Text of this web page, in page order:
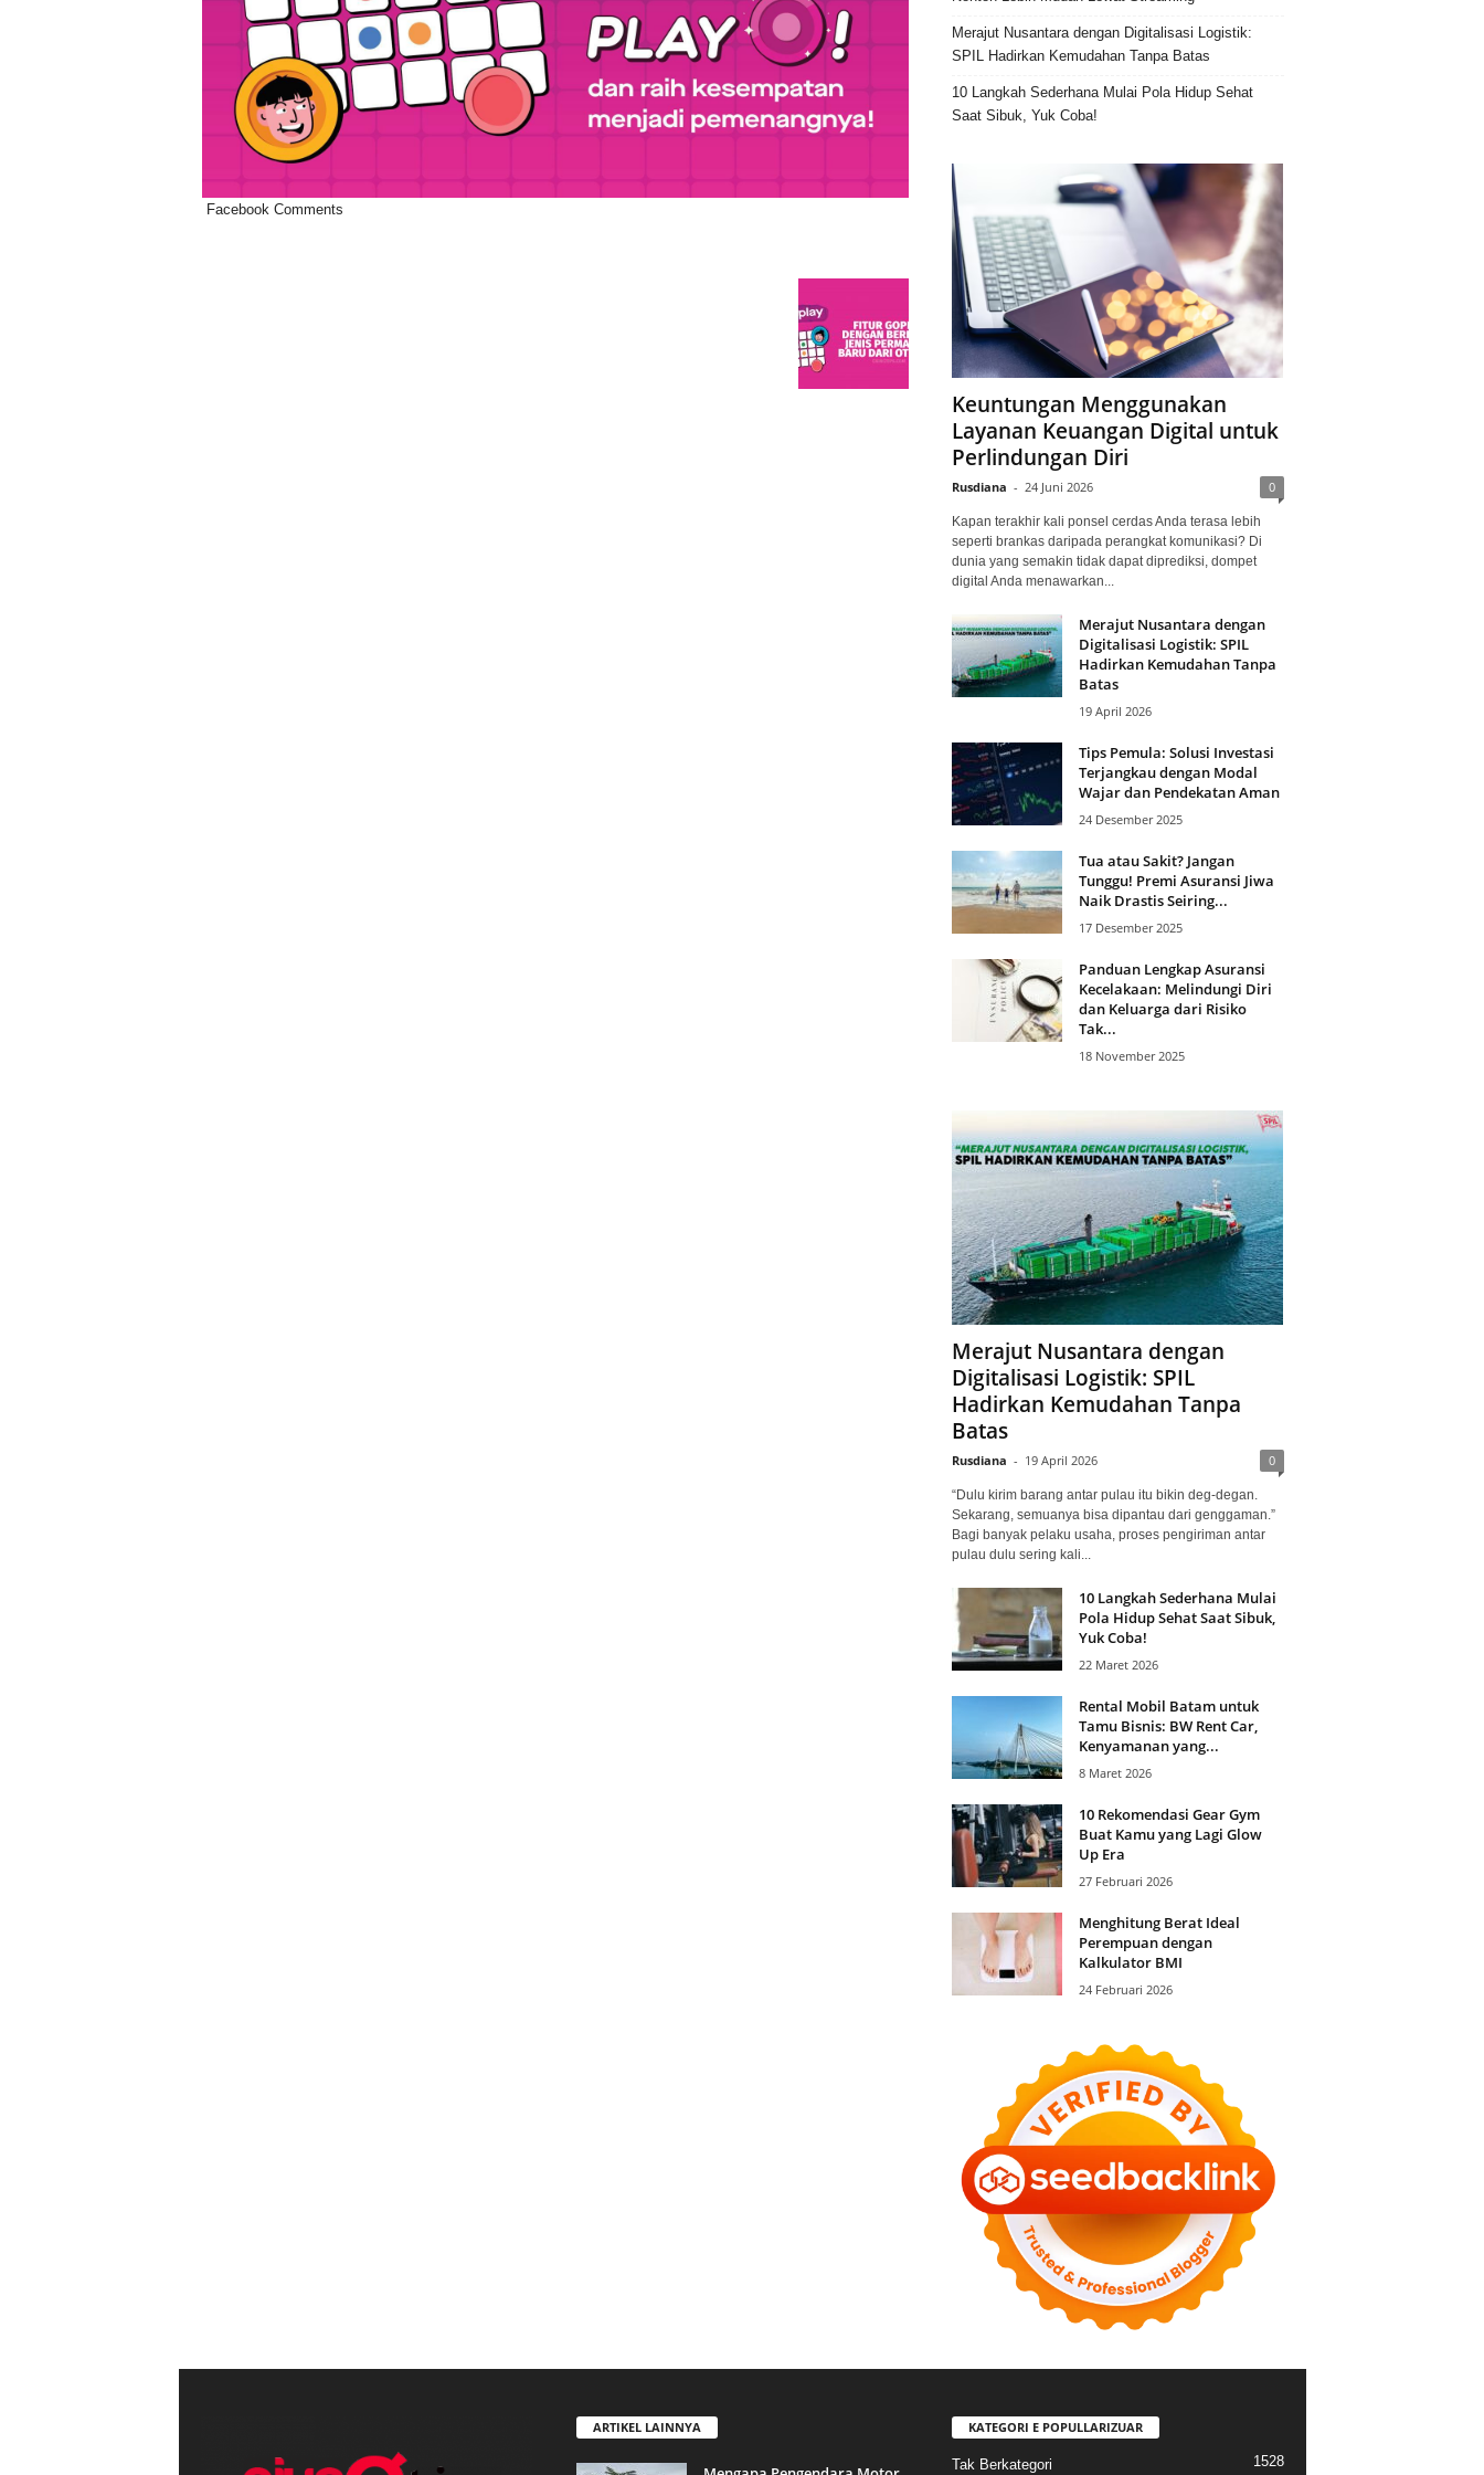
Facebook Comments
Merajut Nusantara dengan Digitalisasi Logistik:
SPIL Hadirkan Kemudahan Tanpa Batas
10 Langkah Sederhana Mulai Pola Hidup Sehat
Saat Sibuk, Yuk Coba!
Keuntungan Menggunakan
Layanan Keuangan Digital untuk
Perlindungan Diri
Rusdiana - 24 Juni 2026 0
Kapan terakhir kali ponsel cerdas Anda terasa lebih
seperti brankas daripada perangkat komunikasi? Di
dunia yang semakin tidak dapat diprediksi, dompet
digital Anda menawarkan...
Merajut Nusantara dengan
Digitalisasi Logistik: SPIL
Hadirkan Kemudahan Tanpa
Batas
19 April 2026
Tips Pemula: Solusi Investasi
Terjangkau dengan Modal
Wajar dan Pendekatan Aman
24 Desember 2025
Tua atau Sakit? Jangan
Tunggu! Premi Asuransi Jiwa
Naik Drastis Seiring...
17 Desember 2025
Panduan Lengkap Asuransi
Kecelakaan: Melindungi Diri
dan Keluarga dari Risiko
Tak...
18 November 2025
Merajut Nusantara dengan
Digitalisasi Logistik: SPIL
Hadirkan Kemudahan Tanpa
Batas
Rusdiana - 19 April 2026 0
“Dulu kirim barang antar pulau itu bikin deg-degan.
Sekarang, semuanya bisa dipantau dari genggaman.”
Bagi banyak pelaku usaha, proses pengiriman antar
pulau dulu sering kali...
10 Langkah Sederhana Mulai
Pola Hidup Sehat Saat Sibuk,
Yuk Coba!
22 Maret 2026
Rental Mobil Batam untuk
Tamu Bisnis: BW Rent Car,
Kenyamanan yang...
8 Maret 2026
10 Rekomendasi Gear Gym
Buat Kamu yang Lagi Glow
Up Era
27 Februari 2026
Menghitung Berat Ideal
Perempuan dengan
Kalkulator BMI
24 Februari 2026
ARTIKEL LAINNYA KATEGORI E POPULLARIZUAR
Tak Berkategori 1528